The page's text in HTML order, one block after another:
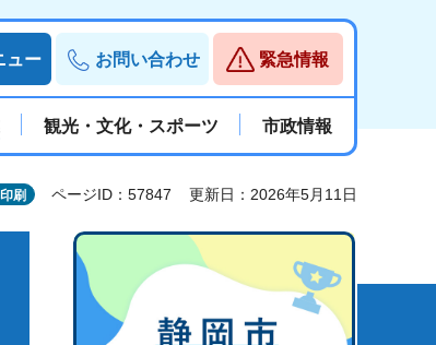
ュー お問い合わせ 緊急情報
観光・文化・スポーツ 市政情報
印刷 ページID：57847 更新日：2026年5月11日